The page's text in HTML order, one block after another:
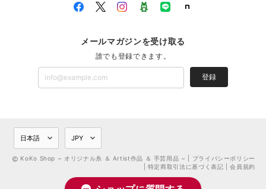
メールマガジンを受け取る
誰でも登録できます。
登録
KoKo Shop ~ オリジナル糸 ＆ Artist作品 ＆ 手芸用品 ~ |
プライバシーポリシー
特定商取引法に基づく表記 |会員規約